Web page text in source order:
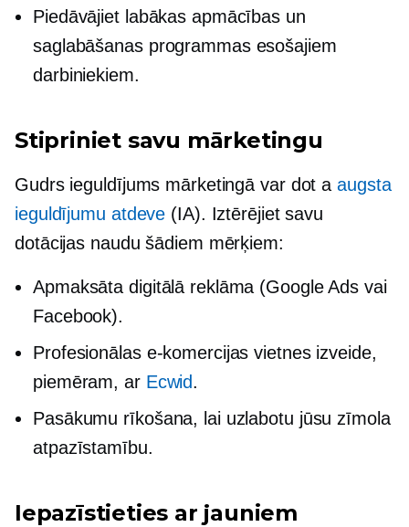
Piedāvājiet labākas apmācības un
saglabāšanas programmas esošajiem
darbiniekiem.
Stipriniet savu mārketingu
Gudrs ieguldījums mārketingā var dot aaugsta
ieguldījumu atdeve (IA). Iztērējiet savu
dotācijas naudu šādiem mērķiem:
Apmaksāta digitālā reklāma (Google Ads vai
Facebook).
Profesionālas e-komercijas vietnes izveide,
piemēram, ar Ecwid.
Pasākumu rīkošana, lai uzlabotu jūsu zīmola
atpazīstamību.
Iepazīstieties ar jauniem